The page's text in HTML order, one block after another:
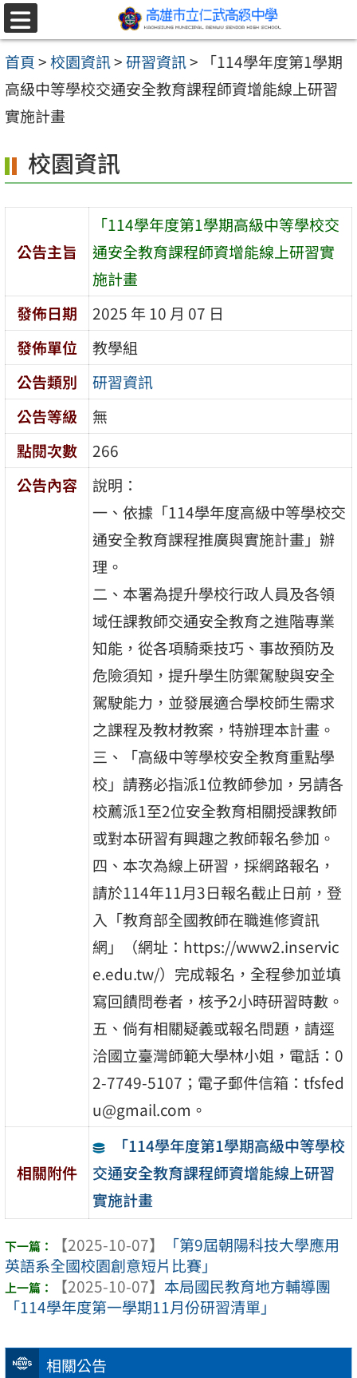
跳至主要內容區
選
單
首頁>校園資訊>研習資訊>
「114學年度第1學期
高級中等學校交通安全教育課程師資增能線上研習
實施計畫
相關公告
校園資訊
公告主旨
「114學年度第1學期高級中等學校交
通安全教育課程師資增能線上研習實
施計畫
發佈日期
2025 年 10 月 07 日
發佈單位
教學組
公告類別
研習資訊
公告等級
無
點閱次數
266
公告內容
說明：
一、依據「114學年度高級中等學校交
通安全教育課程推廣與實施計畫」辦
理。
二、本署為提升學校行政人員及各領
域任課教師交通安全教育之進階專業
知能，從各項騎乘技巧、事故預防及
危險須知，提升學生防禦駕駛與安全
駕駛能力，並發展適合學校師生需求
之課程及教材教案，特辦理本計畫。
三、「高級中等學校安全教育重點學
校」請務必指派1位教師參加，另請各
校薦派1至2位安全教育相關授課教師
或對本研習有興趣之教師報名參加。
四、本次為線上研習，採網路報名，
請於114年11月3日報名截止日前，登
入「教育部全國教師在職進修資訊
網」（網址：https://www2.inservic
e.edu.tw/）完成報名，全程參加並填
寫回饋問卷者，核予2小時研習時數。
五、倘有相關疑義或報名問題，請逕
洽國立臺灣師範大學林小姐，電話：0
2-7749-5107；電子郵件信箱：tfsfed
u@gmail.com。
相關附件
「114學年度第1學期高級中等學校
交通安全教育課程師資增能線上研習
實施計畫
【2025-10-07】
「第9屆朝陽科技大學應用
英語系全國校園創意短片比賽」
【2025-10-07】 本局國民教育地方輔導團
「114學年度第一學期11月份研習清單」